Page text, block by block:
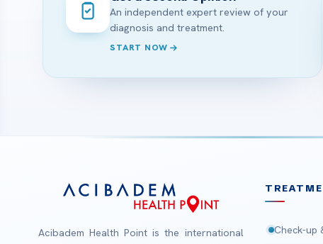
An independent expert review of your
diagnosis and treatment.
START NOW
Acibadem Health Point is the international
Check-up